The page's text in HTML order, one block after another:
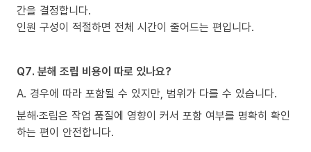
간을 결정합니다.
인원 구성이 적절하면 전체 시간이 줄어드는 편입니다.
Q7. 분해 조립 비용이 따로 있나요?
A. 경우에 따라 포함될 수 있지만, 범위가 다를 수 있습니다.
분해·조립은 작업 품질에 영향이 커서 포함 여부를 명확히 확인
하는 편이 안전합니다.